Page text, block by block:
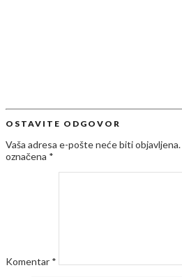
OSTAVITE ODGOVOR
Vaša adresa e-pošte neće biti objavljena.
označena *
Komentar *